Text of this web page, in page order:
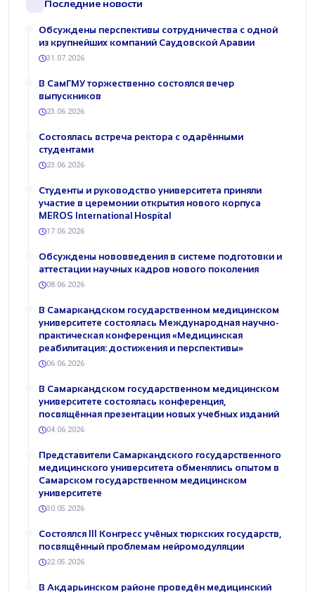
Последние новости
Обсуждены перспективы сотрудничества с одной
из крупнейших компаний Саудовской Аравии
31.07.2026
В СамГМУ торжественно состоялся вечер
выпускников
23.06.2026
Состоялась встреча ректора с одарёнными
студентами
23.06.2026
Студенты и руководство университета приняли
участие в церемонии открытия нового корпуса
MEROS International Hospital
17.06.2026
Обсуждены нововведения в системе подготовки и
аттестации научных кадров нового поколения
08.06.2026
В Самаркандском государственном медицинском
университете состоялась Международная научно-
практическая конференция «Медицинская
реабилитация: достижения и перспективы»
06.06.2026
В Самаркандском государственном медицинском
университете состоялась конференция,
посвящённая презентации новых учебных изданий
04.06.2026
Представители Самаркандского государственного
медицинского университета обменялись опытом в
Самарском государственном медицинском
университете
30.05.2026
Состоялся III Конгресс учёных тюркских государств,
посвящённый проблемам нейромодуляции
22.05.2026
В Акдарьинском районе проведён медицинский